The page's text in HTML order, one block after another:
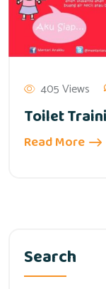
405 Views
Toilet
Read More
Search